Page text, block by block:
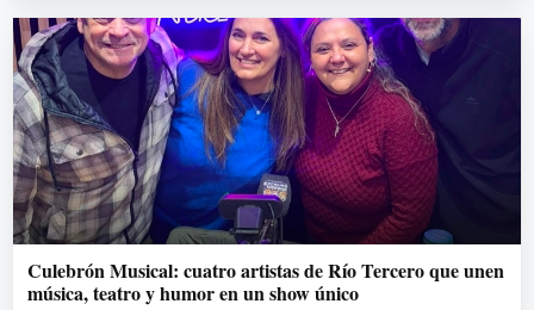
Culebrón Musical: cuatro artistas de Río Tercero que unen
música, teatro y humor en un show único